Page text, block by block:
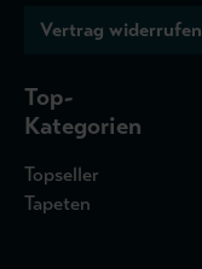
Vertrag widerrufen
Top-
Kategorien
Topseller
Tapeten